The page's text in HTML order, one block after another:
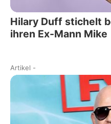
Hilary Duff stichelt
ihren Ex-Mann Mike
Artikel -